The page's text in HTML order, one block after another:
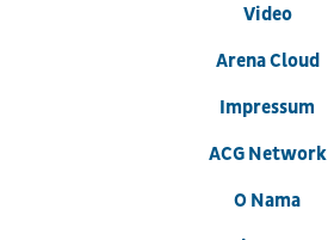
Video
Arena Cloud
Impressum
ACG Network
O Nama